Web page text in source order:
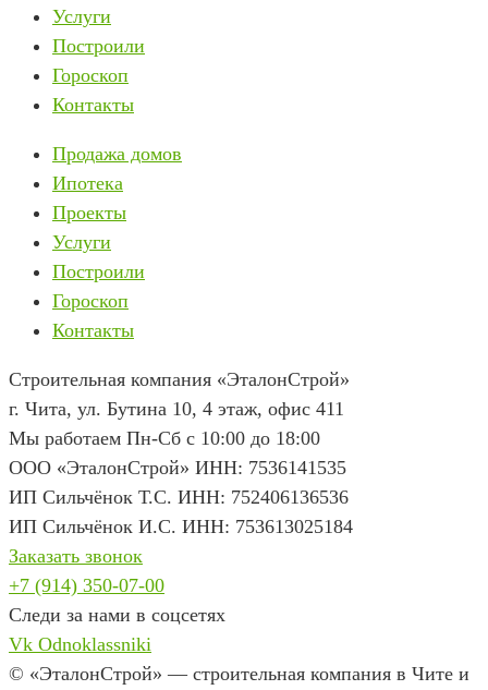
Услуги
Построили
Гороскоп
Контакты
Продажа домов
Ипотека
Проекты
Услуги
Построили
Гороскоп
Контакты
Строительная компания «ЭталонСтрой»
г. Чита, ул. Бутина 10, 4 этаж, офис 411
Мы работаем Пн-Сб с 10:00 до 18:00
ООО «ЭталонСтрой» ИНН: 7536141535
ИП Сильчёнок Т.С. ИНН: 752406136536
ИП Сильчёнок И.С. ИНН: 753613025184
Заказать звонок
+7 (914) 350-07-00
Следи за нами в соцсетях
Vk Odnoklassniki
© «ЭталонСтрой» — строительная компания в Чите и